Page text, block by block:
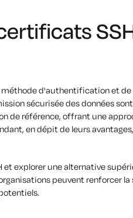
méthode d'authentification et
sécurisée des données
de référence, offrant une
en dépit de leurs avantages,
et explorer une alternative
peuvent renforcer la